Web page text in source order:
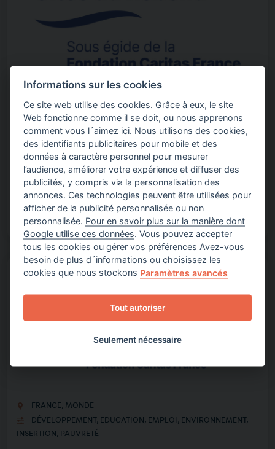
FRANCE
HANDICAP,INSERTION
Fondation Cités du Rebond
La Fondation Cités du Rebond contribue à l’hébergement et
l’insertion…
FRANCE, MONDE
DÉVELOPPEMENT , EDUCATION, EMPLOI , ENVIRONNEMENT ,
INSERTION , PAUVRETÉ
Informations sur les cookies
Ce site web utilise des cookies. Grâce à eux, le site
Web fonctionne comme il se doit, ou nous apprenons
comment vous l´aimez ici. Nous utilisons des cookies,
des identifiants publicitaires pour mobile et des
données à caractère personnel pour mesurer
l’audience, améliorer votre expérience et diffuser des
publicités, y compris via la personnalisation des
annonces. Ces technologies peuvent être utilisées pour
afficher de la publicité personnalisée ou non
personnalisée. Pour en savoir plus sur la manière dont
Google utilise ces données . Vous pouvez accepter
tous les cookies ou gérer vos préférences Avez-vous
besoin de plus d´informations ou choisissez les
cookies que nous stockons Paramètres avancés
Tout autoriser
Seulement nécessaire